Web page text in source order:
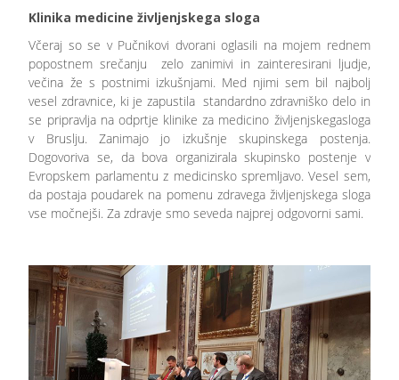
Klinika medicine življenjskega sloga
Včeraj so se v Pučnikovi dvorani oglasili na mojem rednem
popostnem srečanju zelo zanimivi in zainteresirani ljudje,
večina že s postnimi izkušnjami. Med njimi sem bil najbolj
vesel zdravnice, ki je zapustila standardno zdravniško delo in
se pripravlja na odprtje klinike za medicino življenjskegasloga
v Bruslju. Zanimajo jo izkušnje skupinskega postenja.
Dogovoriva se, da bova organizirala skupinsko postenje v
Evropskem parlamentu z medicinsko spremljavo. Vesel sem,
da postaja poudarek na pomenu zdravega življenjskega sloga
vse močnejši. Za zdravje smo seveda najprej odgovorni sami.